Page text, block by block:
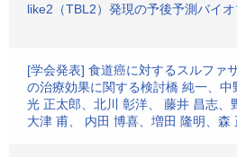
like2（TBL2）発現の予後予測バイ
[学会発表] 食道癌に対するスルファ
の治療効果に関する検討橋 純一、
光 正太郎、北川 彰洋、 藤井 昌志、
大津 甫、 内田 博喜、増田 隆明、森